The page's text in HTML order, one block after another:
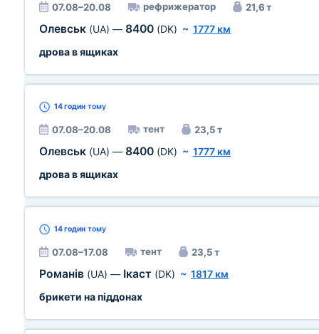
07.08–20.08 рефрижератор 21,6 т
Олевськ (UA) — 8400 (DK) ~ 1777 км
дрова в ящиках
14 годин тому
07.08–20.08 тент 23,5 т
Олевськ (UA) — 8400 (DK) ~ 1777 км
дрова в ящиках
14 годин тому
07.08–17.08 тент 23,5 т
Романів (UA) — Ікаст (DK) ~ 1817 км
брикети на піддонах